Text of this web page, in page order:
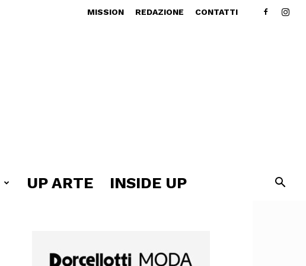
MISSION REDAZIONE CONTATTI
UP ARTE INSIDE UP